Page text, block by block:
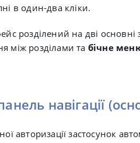
в один-два кліки.
розділений на дві основні
між розділами та бічне
навігації
авторизації застосунок